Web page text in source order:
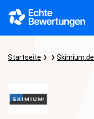
Startseite Skimium.de